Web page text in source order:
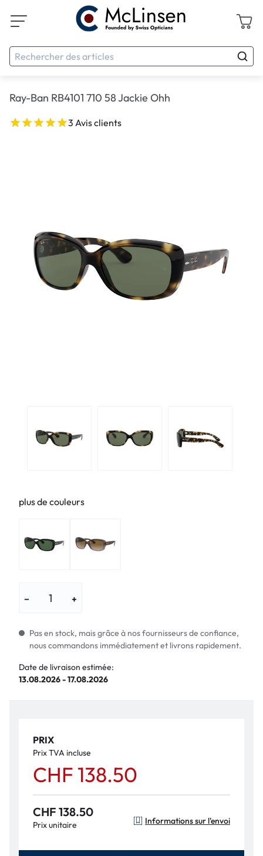
Ray-Ban RB4101 710 58 Jackie Ohh
3 Avis clients
plus de couleurs
− +
Pas en stock, mais grâce à nos fournisseurs de confiance,
nous commandons immédiatement et livrons rapidement.
Date de livraison estimée:
13.08.2026 - 17.08.2026
PRIX
Prix TVA incluse
CHF 138.50
CHF 138.50
Prix unitaire Informations sur l'envoi